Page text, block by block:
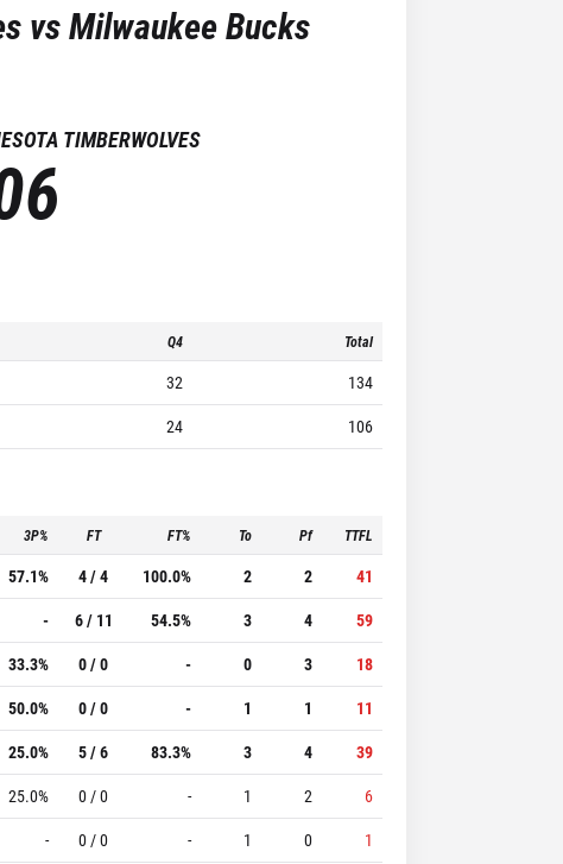
vsMilwaukee Bucks
TIMBERWOLVES
Q4 Total
32
134
24 106
3P% FT FT% To Pf TTFL
57.1% 4 / 4 100.0% 2 2
41
- 6 / 11 54.5% 3 4
59
33.3% 0 / 0 - 0 3
18
50.0% 0 / 0 - 1 1
11
25.0% 5 / 6 83.3% 3 4
39
25.0% 0 / 0 - 1 2
6
- 0 / 0 - 1 0
1